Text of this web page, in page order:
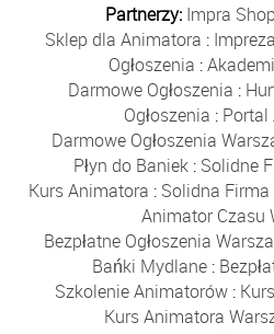
Partnerzy: Impra Shop
Sklep dla Animatora : Impreza
Ogłoszenia :
Darmowe Ogłoszenia :
Ogłoszenia : Portal
Darmowe Ogłoszenia
Płyn do Baniek: Solidne
Kurs Animatora : Solidna Firma
Animator Czasu
Bezpłatne Ogłoszenia
Bańki Mydlane:
Szkolenie Animatorów:
Kurs Animatora